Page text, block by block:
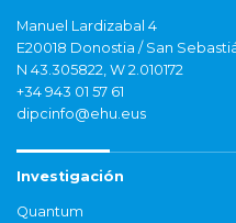
Manuel Lardizabal 4
E20018 Donostia / San
N 43.305822, W 2.010172
+34 943 01 57 61
dipcinfo@ehu.eus
Investigación
Quantum